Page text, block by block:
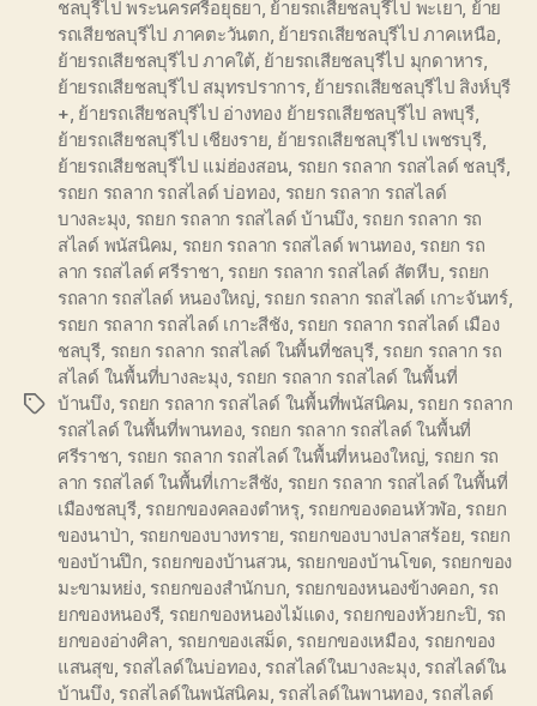
Tags
ชลบุรีไป พระนครศรีอยุธยา ย้ายรถเสียชลบุรีไป พะเยา ย้าย
รถเสียชลบุรีไป ภาคตะวันตก ย้ายรถเสียชลบุรีไป ภาคเหนือ
ย้ายรถเสียชลบุรีไป ภาคใต้ ย้ายรถเสียชลบุรีไป มุกดาหาร,
ย้ายรถเสียชลบุรีไป สมุทรปราการ, ย้ายรถเสียชลบุรีไป สิงห์บุรี
+ ย้ายรถเสียชลบุรีไป อ่างทอง ย้ายรถเสียชลบุรีไป ลพบุรี,
ย้ายรถเสียชลบุรีไป เชียงราย ย้ายรถเสียชลบุรีไป เพชรบุรี,
ย้ายรถเสียชลบุรีไป แม่ฮ่องสอน รถยก รถลาก รถสไลด์ ชลบุรี
รถยก รถลาก รถสไลด์ บ่อทอง รถยก รถลาก รถสไลด์
บางละมุง รถยก รถลาก รถสไลด์ บ้านบึง, รถยก รถลาก รถ
สไลด์ พนัสนิคม รถยก รถลาก รถสไลด์ พานทอง, รถยก รถ
ลาก รถสไลด์ ศรีราชา รถยก รถลาก รถสไลด์ สัตหีบ รถยก
รถลาก รถสไลด์ หนองใหญ่ รถยก รถลาก รถสไลด์ เกาะจันทร์,
รถยก รถลาก รถสไลด์ เกาะสีชัง, รถยก รถลาก รถสไลด์ เมือง
ชลบุรี รถยก รถลาก รถสไลด์ ในพื้นที่ชลบุรี, รถยก รถลาก รถ
สไลด์ ในพื้นที่บางละมุง, รถยก รถลาก รถสไลด์ ในพื้นที่
บ้านบึง, รถยก รถลาก รถสไลด์ ในพื้นที่พนัสนิคม รถยก รถลาก
รถสไลด์ ในพื้นที่พานทอง, รถยก รถลาก รถสไลด์ ในพื้นที่
ศรีราชา รถยก รถลาก รถสไลด์ ในพื้นที่หนองใหญ่ รถยก รถ
ลาก รถสไลด์ ในพื้นที่เกาะสีชัง รถยก รถลาก รถสไลด์ ในพื้นที่
เมืองชลบุรี, รถยกของคลองตำหรุ, รถยกของดอนหัวฬ่อ รถยก
ของนาป่า รถยกของบางทราย รถยกของบางปลาสร้อย รถยก
ของบ้านปึก รถยกของบ้านสวน รถยกของบ้านโขด รถยกของ
มะขามหย่ง, รถยกของสำนักบก รถยกของหนองข้างคอก รถ
ยกของหนองรี, รถยกของหนองไม้แดง, รถยกของห้วยกะปิ รถ
ยกของอ่างศิลา รถยกของเสม็ด รถยกของเหมือง, รถยกของ
แสนสุข รถสไลด์ในบ่อทอง, รถสไลด์ในบางละมุง, รถสไลด์ใน
บ้านบึง, รถสไลด์ในพนัสนิคม รถสไลด์ในพานทอง, รถสไลด์